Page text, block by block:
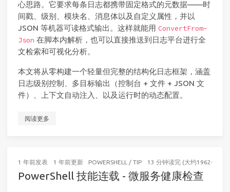
心思路。它要求每条日志都携带固定格式的元数据——时
间戳、级别、模块名、消息体以及自定义属性，并以
JSON 等机器可读格式输出。这样就能用 ConvertFrom-
Json 在脚本内解析，也可以直接推送到日志平台进行全
文检索和可视化分析。
本文将从零构建一个轻量但完整的结构化日志框架，涵盖
日志级别控制、多目标输出（控制台 + 文件 + JSON 文
件）、上下文自动注入、以及运行时的动态配置。
阅读更多
1 年前发表 1 年前更新 POWERSHELL / TIP 13 分钟读完 (大约1962个字)
PowerShell 技能连载 - 微服务健康检查